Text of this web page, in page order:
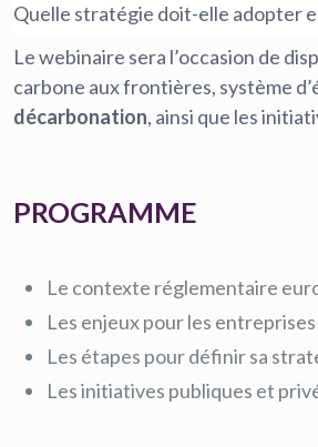
Quelle stratégie doit-elle adopter
Le webinaire sera l’occasion de
carbone aux frontières, système
décarbonation, ainsi que les
PROGRAMME
Le contexte réglementaire
Les enjeux pour les entreprises
Les étapes pour définir sa
Les initiatives publiques et